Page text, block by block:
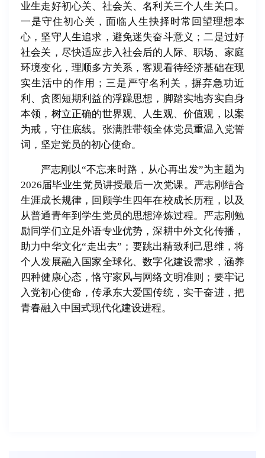
业生走好初心关、社会关、名利关三个人生关口。
一是守住初心关，面临人生抉择时常回望理想本
心，坚守人生追求，避免迷失奋斗意义；二是过好
社会关，尽快适应步入社会后的人际、职场、家庭
环境变化，理顺多方关系，客观看待经济基础在现
实生活中的作用；三是严守名利关，摒弃急功近
利、贪图短期利益的浮躁思想，脚踏实地夯实自身
本领，树立正确的世界观、人生观、价值观，以案
为戒，守住底线。 张满胜带领全体党员重温入党誓
词，坚定党员的初心使命。
严志刚以“不忘来时路，从心再出发”为主题为
2026届毕业生党员讲授最后一次党课。 严志刚结合
生涯成长规律，回顾学生四年在校成长历程，以及
从普通青年到学生党员的思想淬炼过程。 严志刚勉
励同学们立足外语专业优势，深耕中外文化传播，
助力中华文化“走出去”；要跳出精致利己思维，将
个人发展融入国家全球化、数字化建设需求，涵养
四种健康心态，恪守家风与网络文明准则；要牢记
入党初心使命，传承东大爱国传统，实干奋进，把
青春融入中国式现代化建设进程。